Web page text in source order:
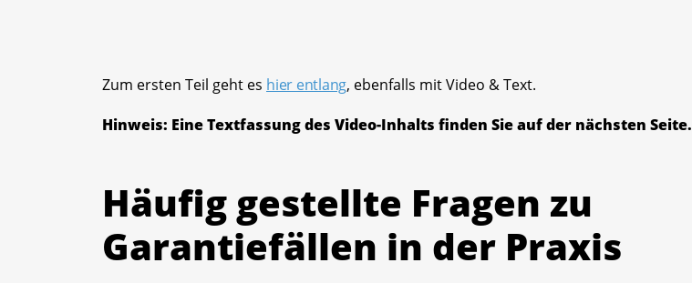
Zum ersten Teil geht es hier entlang, ebenfalls mit Video & Text.
Hinweis: Eine Textfassung des Video-Inhalts finden Sie auf der nächsten Seite.
Häufig gestellte Fragen zu
Garantiefällen in der Praxis